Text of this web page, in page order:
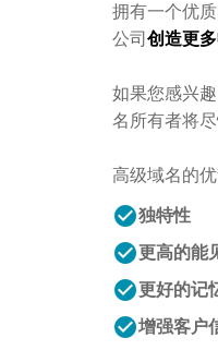
拥有一个优
公司创造更
如果您感兴
名所有者将
高级域名的优
check_circle独特性
check_circle更高的能
check_circle更好的记
check_circle增强客户